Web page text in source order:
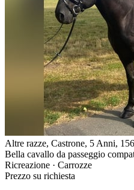
Altre razze, Castrone, 5 Anni,
Bella cavallo da passeggio
Ricreazione · Carrozze
Prezzo su richiesta